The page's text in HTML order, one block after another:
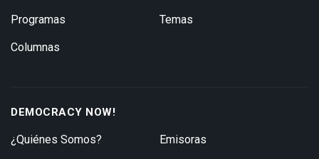
Programas
Columnas
Temas
DEMOCRACY NOW!
¿Quiénes Somos? Emisoras